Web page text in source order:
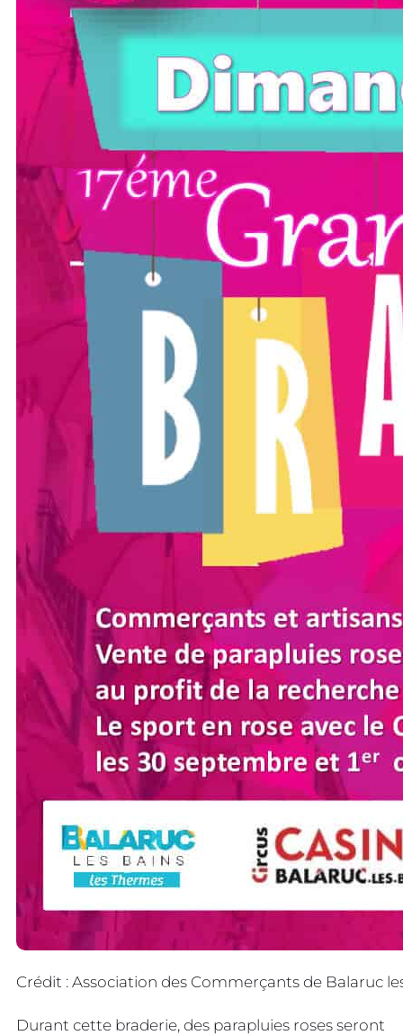
Crédit : Association des Commerçants de Balaruc
Durant cette braderie, des parapluies roses seront